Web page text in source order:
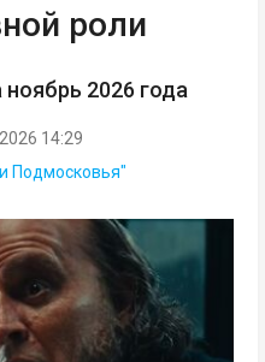
роли
2026 года
14:29
Подмосковья"